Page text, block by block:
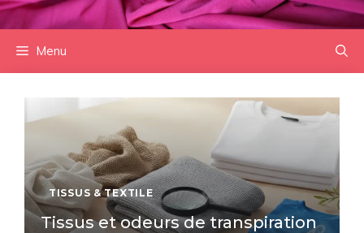
Menu
TISSUS & TEXTILE
Tissus et odeurs de transpiration